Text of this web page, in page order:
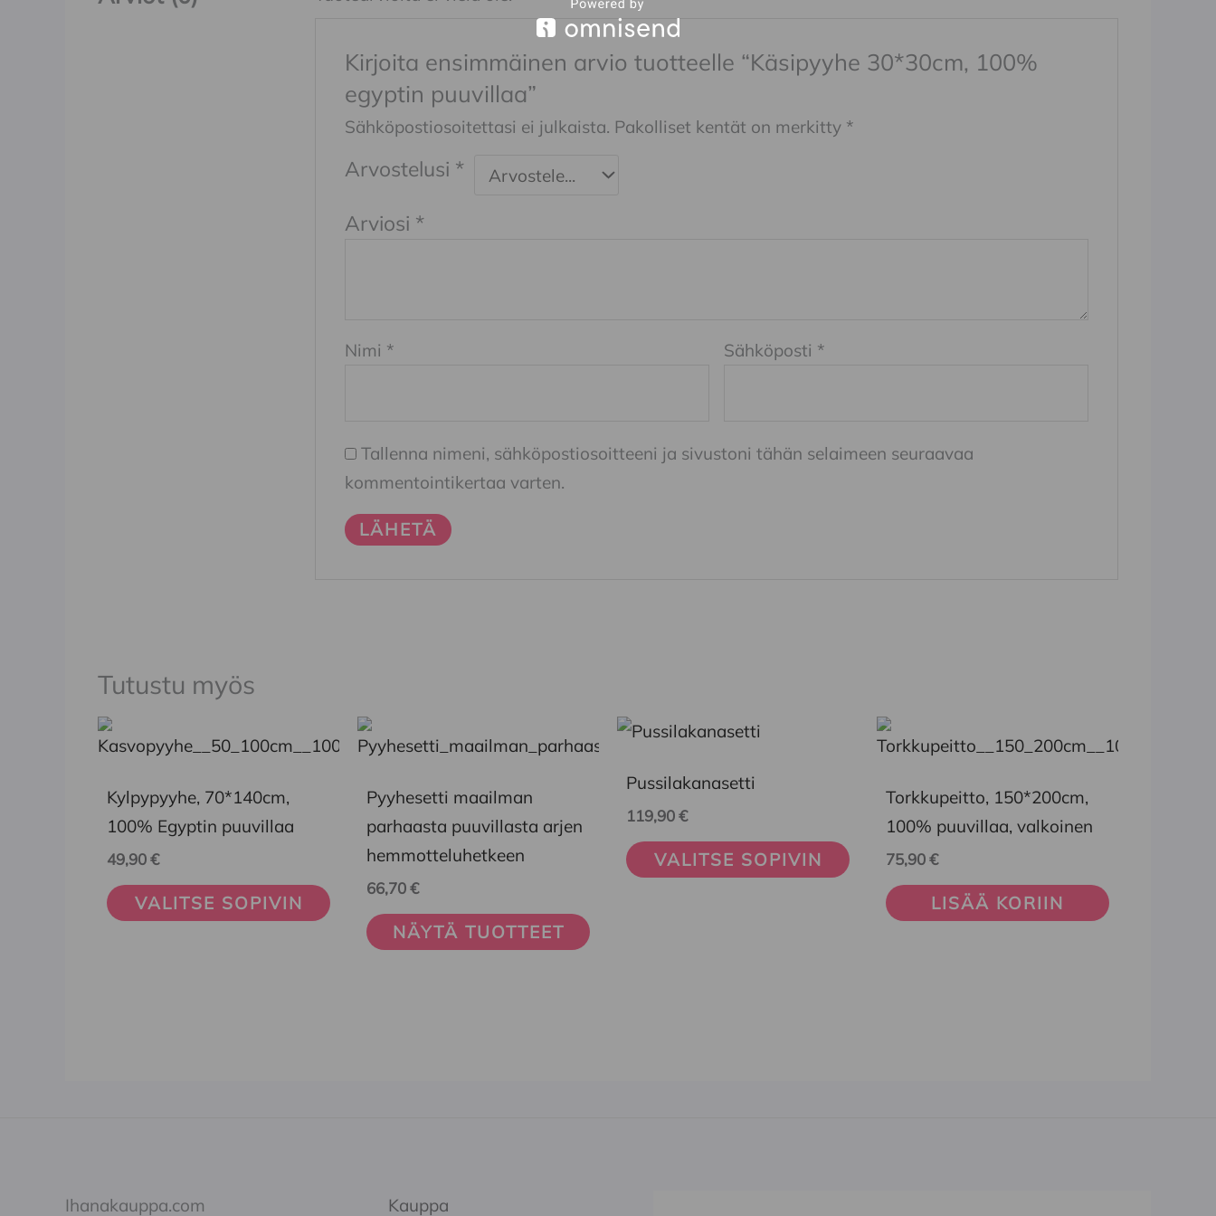
Kirjoita ensimmäinen arvio tuotteelle “Käsipyyhe 30*30cm, 100%
egyptin puuvillaa”
Sähköpostiosoitettasi ei julkaista. Pakolliset kentät on merkitty *
Arvostelusi *
Arviosi *
Nimi * Sähköposti *
Tallenna nimeni, sähköpostiosoitteeni ja sivustoni tähän selaimeen seuraavaa
kommentointikertaa varten.
Tutustu myös
Kylpypyyhe, 70*140cm,
100% Egyptin puuvillaa
49,90€
VALITSE SOPIVIN
Tällä
tuotteella
on
useampi
tehdä
Pyyhesetti maailman
parhaasta puuvillasta arjen
hemmotteluhetkeen
66,70€
NÄYTÄ TUOTTEET
Pussilakanasetti
119,90€
VALITSE SOPIVIN
Tällä
on
useampi
muunnelma.
Voit
Torkkupeitto, 150*200cm,
100% puuvillaa, valkoinen
75,90€
LISÄÄ KORIIN
Ihanakauppa.com Kauppa